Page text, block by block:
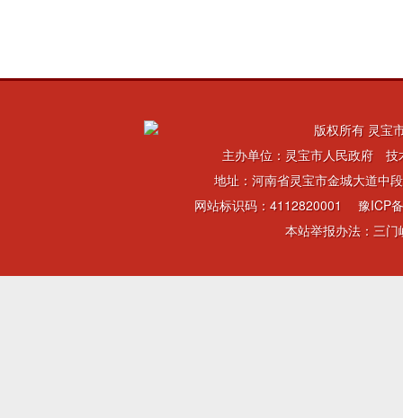
版权所有 灵宝
主办单位：灵宝市人民政府 技
地址：河南省灵宝市金城大道
网站标识码：4112820001 豫ICP
本站举报办法：三